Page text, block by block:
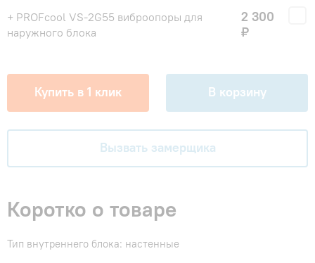
+ PROFcool VS-2G55 виброопоры для
наружного блока
2 300
₽
Купить в 1 клик В корзину
Вызвать замерщика
Коротко о товаре
Тип внутреннего блока: настенные